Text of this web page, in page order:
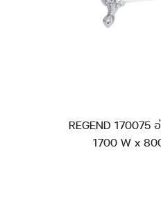
REGEND 170075
1700 W x